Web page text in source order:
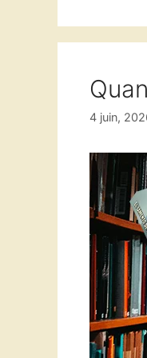
4 juin,